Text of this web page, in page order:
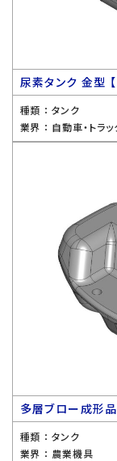
尿素タンク 金型
種類 ： タンク
業界 ： 自動車・トラ
多層ブロー成形
種類 ： タンク
業界 ： 農業機具